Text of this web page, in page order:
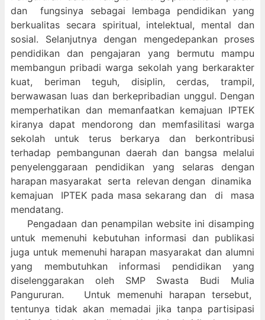
dan fungsinya sebagai lembaga pendidikan yang
berkualitas secara spiritual, intelektual, mental dan
sosial. Selanjutnya dengan mengedepankan proses
pendidikan dan pengajaran yang bermutu mampu
membangun pribadi warga sekolah yang berkarakter
kuat, beriman teguh, disiplin, cerdas, trampil,
berwawasan luas dan berkepribadian unggul. Dengan
memperhatikan dan memanfaatkan kemajuan IPTEK
kiranya dapat mendorong dan memfasilitasi warga
sekolah untuk terus berkarya dan berkontribusi
terhadap pembangunan daerah dan bangsa melalui
penyelenggaraan pendidikan yang selaras dengan
harapan masyarakat serta relevan dengan dinamika
kemajuan IPTEK pada masa sekarang dan di masa
mendatang.
Pengadaan dan penampilan website ini disamping
untuk memenuhi kebutuhan informasi dan publikasi
juga untuk memenuhi harapan masyarakat dan alumni
yang membutuhkan informasi pendidikan yang
diselenggarakan oleh SMP Swasta Budi Mulia
Pangururan. Untuk memenuhi harapan tersebut,
tentunya tidak akan memadai jika tanpa partisipasi